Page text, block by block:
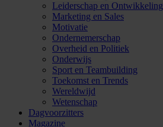
Leiderschap en Ontwikkeling
Marketing en Sales
Motivatie
Ondernemerschap
Overheid en Politiek
Onderwijs
Sport en Teambuilding
Toekomst en Trends
Wereldwijd
Wetenschap
Dagvoorzitters
Magazine